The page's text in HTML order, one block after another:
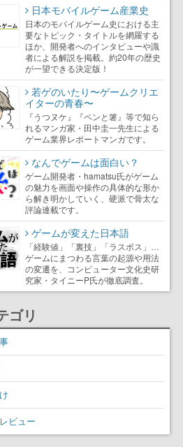
日本モバイルゲーム産業史
日本のモバイルゲーム史における主
要なトピック・タイトルを網羅する
ほか、開発者へのインタビューや識
者による解説を掲載。約20年の歴史
が一望できる決定版！
若ゲのいたり〜ゲームクリエ
イターの青春〜
『うつヌケ』『ペンと箸』等で知ら
れるマンガ家・田中圭一先生による
ゲーム業界レポートマンガです。
なんでゲームは面白い？
ゲーム開発者・hamatsu氏がゲーム
の魅力を画面や操作の具体的な形か
ら解き明かしていく、硬派で骨太な
評論連載です。
ゲームが変えた日本語
「経験値」「裏技」「ラスボス」…
ゲームにまつわる言葉の起源や用法
の変遷を、コンピューター文化史研
究家・タイニーP氏が徹底調査。
ゴリ
ビュー